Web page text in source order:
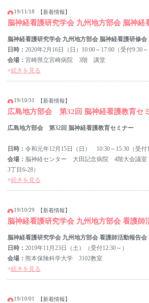
19/11/18 【新着情報】
脳神経看護研究学会 九州地方部会 脳神経
脳神経看護研究学会 九州地方部会 脳神経看護研修会
日時： 2020年2月16日（日）10:00～17:00（受付9:30～
会場： 宮崎県立宮崎病院 3階 講堂
>続きを見る
19/10/31 【新着情報】
広島地方部会 第32回 脳神経看護教育セ
広島地方部会 第32回 脳神経看護教育セミナー
日時： 令和元年12月15日（日） 10:30～15:30（受付
会場： 脳神経センター 大田記念病院 4階大会議室
3丁目6-28）
>続きを見る
19/10/29 【新着情報】
脳神経看護研究学会 九州地方部会 看護師
脳神経看護研究学会 九州地方部会 看護師活動報告会
日時： 2019年11月23日（土）（受付12:30～）
会場： 熊本保険科学大学 3102教室
>続きを見る
19/10/01 【新着情報】